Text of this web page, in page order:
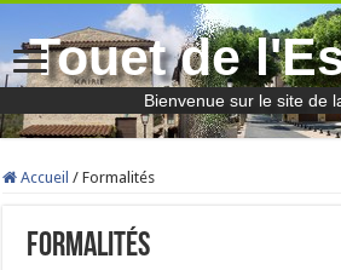
Touet de
Bienvenue sur le site de
Accueil / Formalités
Formalités